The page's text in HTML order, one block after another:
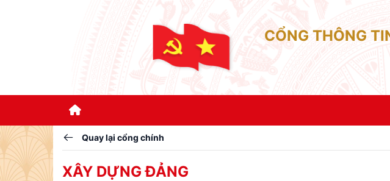
CỔNG THÔNG
Quay lại cổng chính
XÂY DỰNG ĐẢNG